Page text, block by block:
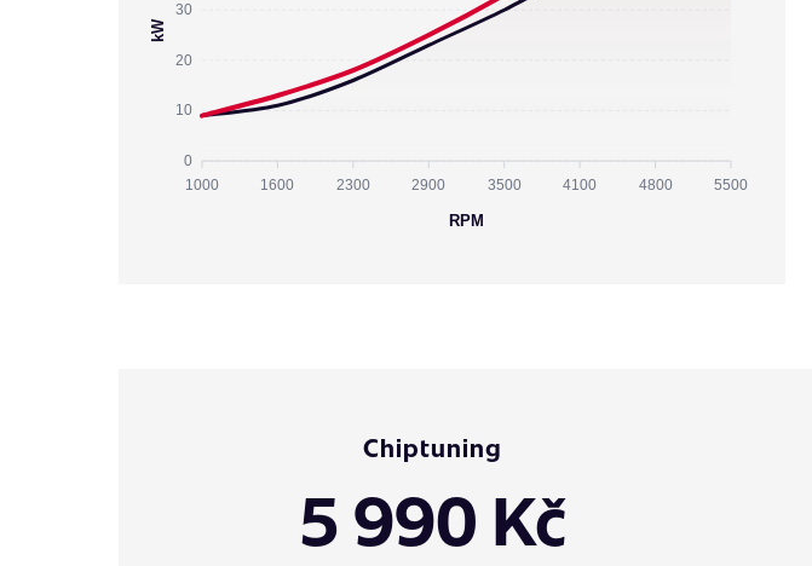
30
20
10
0
kW
1000 1600 2300 2900 3500 4100 4800 5500
RPM
Chiptuning
5 990 Kč